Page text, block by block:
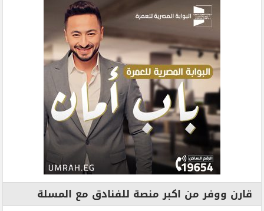
قارن ووفر من اكبر منصة للفنادق مع المسلة